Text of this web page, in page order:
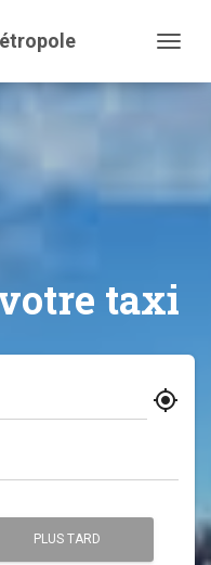
taxi
gps_fixed
PLUS TARD